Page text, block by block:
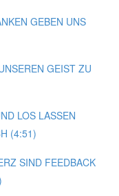
GEBEN UNS
GEIST ZU
LOS LASSEN
(4:51)
SIND FEEDBACK